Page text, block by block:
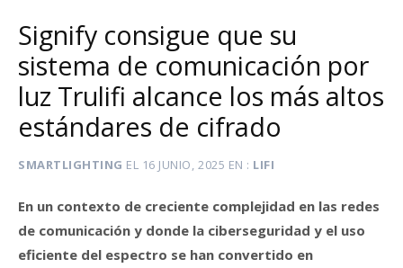
Signify consigue que su
sistema de comunicación por
luz Trulifi alcance los más altos
estándares de cifrado
SMARTLIGHTING EL 16 JUNIO, 2025 EN LIFI
En un contexto de creciente complejidad en las redes
de comunicación y donde la ciberseguridad y el uso
eficiente del espectro se han convertido en